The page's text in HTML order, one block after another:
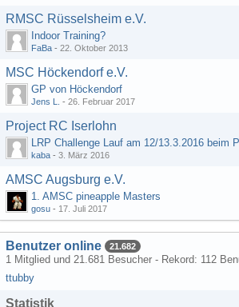
RMSC Rüsselsheim e.V.
Indoor Training?
FaBa - 22. Oktober 2013
MSC Höckendorf e.V.
GP von Höckendorf
Jens L. - 26. Februar 2017
Project RC Iserlohn
LRP Challenge Lauf am 12/13.3.2016 beim
kaba - 3. März 2016
AMSC Augsburg e.V.
1. AMSC pineapple Masters
gosu - 17. Juli 2017
Benutzer online 21.682
1 Mitglied und 21.681 Besucher - Rekord: 112
ttubby
Statistik